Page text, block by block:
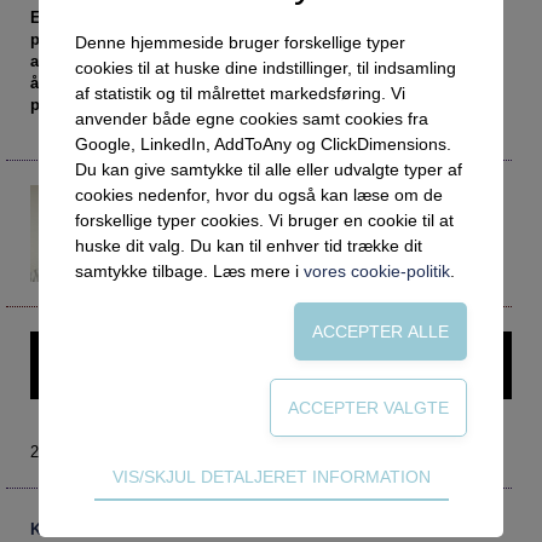
Netværk
Intelligens
Uddannelser under corona
Vejledningsindsatsen under corona
Professioner under pres
Veje til virkeligheden
Den kommunale ungeindsats
Data og dialog
Borgeren i centrum
Abonnement
Tilmelding og prøveperiode
Abonnementspriser
Kontakt
Vilkår og betingelser
Et par drenge er fundet i færd med at ryge hash bag en busk
på skolen, hvorefter det velmenende udskolingsteam
arrangerer en temauge om hash på tværs af 8. klasse-
årgangen. Der er adskillige grunde til, at dette er
problematisk.
Kasper Fisker
kasper.fisker@albertslund.dk
Kriminolog og stabsleder
Den Kriminalpræventive Enhed
Denne artikel kræver login – prøv Vejlederforum gratis i en
2019 nr. 1
Kommentarer
Denne hjemmeside bruger forskellige typer
cookies til at huske dine indstillinger, til indsamling
af statistik og til målrettet markedsføring. Vi
anvender både egne cookies samt cookies fra
Google, LinkedIn, AddToAny og ClickDimensions.
Du kan give samtykke til alle eller udvalgte typer af
cookies nedenfor, hvor du også kan læse om de
forskellige typer cookies. Vi bruger en cookie til at
huske dit valg. Du kan til enhver tid trække dit
samtykke tilbage. Læs mere i vores cookie-politik
Teknisk
Tekniske cookies er nødvendige for hjemmesidens
VIS/SKJUL DETALJERET INFORMATION